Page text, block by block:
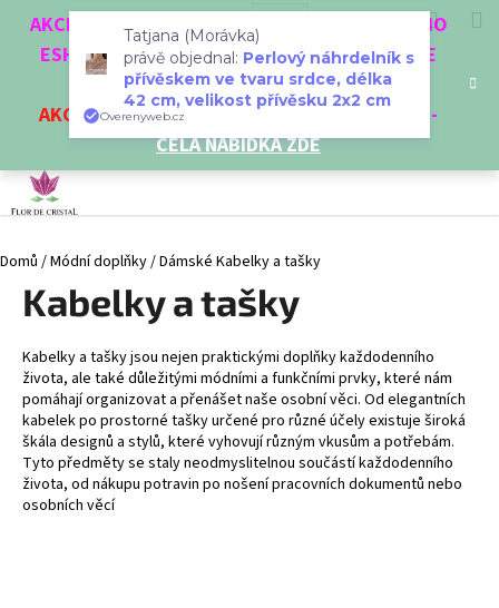
AKCE 3 + 1 ZDARMA. NAKUPTE 4 VĚCI Z NAŠEHO
ESHOPU A ČTVRTÝ NEJLEVNĚJŠÍ DOSTANETE
ZDARMA!
AKCENA VYBRANÉ VÝROBKY-SLEVA AŽ 35% -
CELÁ NABÍDKA ZDE
HledatPřihlášení
Domů /Módní doplňky/Dámské Kabelky a tašky
Kabelky a tašky
Kabelky a tašky jsou nejen praktickými doplňky každodenního
života, ale také důležitými módními a funkčními prvky, které nám
pomáhají organizovat a přenášet naše osobní věci. Od elegantních
kabelek po prostorné tašky určené pro různé účely existuje široká
škála designů a stylů, které vyhovují různým vkusům a potřebám.
Tyto předměty se staly neodmyslitelnou součástí každodenního
života, od nákupu potravin po nošení pracovních dokumentů nebo
osobních věcí
Zpět
Zpět
p
o
ř
e
b
u
j
e
t
e
n
právě objednal: Perlový náhrdelník s
přívěskem ve tvaru srdce, délka
42 cm, velikost přívěsku 2x2 cm
Overenyweb.cz